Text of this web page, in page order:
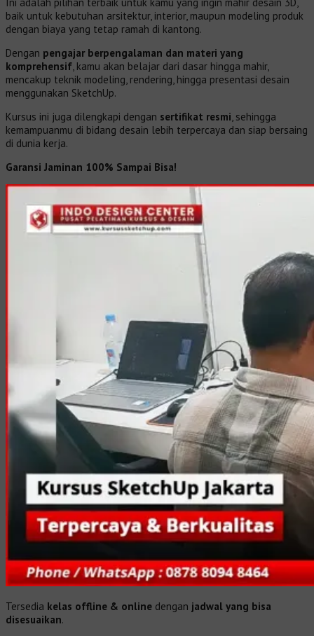
baik untuk kebutuhan arsitektur, interior, maupun modeling produk
dengan biaya yang tetap ramah di kantong.
Dengan pengajar berpengalaman dan materi yang
komprehensif, kamu akan belajar dari dasar hingga mahir,
mencakup teknik modeling, rendering, hingga presentasi desain
menggunakan SketchUp.
Kursus ini juga dilengkapi dengan sertifikat resmi, sehingga
kemampuanmu di bidang desain lebih terpercaya dan siap bersaing
di dunia kerja.
Garansi Jaminan 100% Sampai Bisa!
Tersedia kelas offline & online dengan jadwal yang bisa
disesuaikan.